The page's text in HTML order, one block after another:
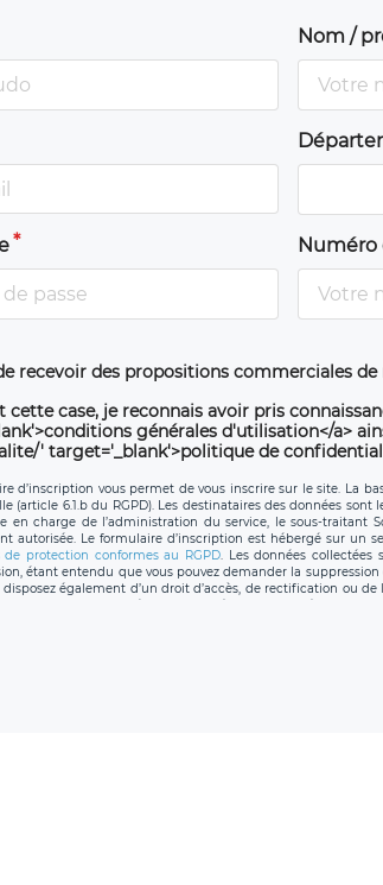
Nom /
recevoir des propositions commerciales de
cette case, je reconnais avoir pris
générales d'utilisation</a>
' target='_blank'>politique de
d’inscription vous permet de vous inscrire sur le site. La
(article 6.1.b du RGPD). Les destinataires des données
en charge de l’administration du service, le sous-traitant
autorisée. Le formulaire d’inscription est hébergé sur un
de protection conformes au RGPD. Les données collectées
étant entendu que vous pouvez demander la
également d’un droit d’accès, de rectification ou
ainsi que d’un droit à la portabilité de vos données. Vous
de LÉGAVOX qui exerce au siège social de
mail : responsabledetraitement@legavox.fr. Vous avez